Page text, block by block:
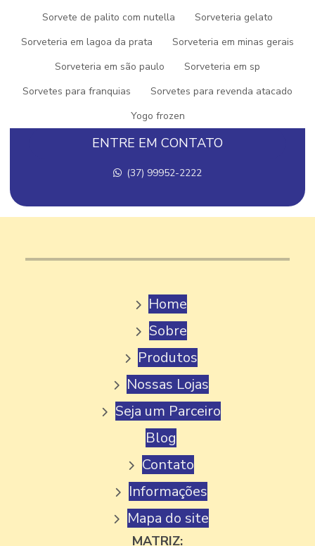
Sorvete de palito com nutella
Sorveteria gelato
Sorveteria em lagoa da prata
Sorveteria em minas gerais
Sorveteria em são paulo
Sorveteria em sp
Sorvetes para franquias
Sorvetes para revenda atacado
Yogo frozen
EMPRESA DE GELATOS
EMPRESA DE SORVETE
EMPRESA DE SORVETE E PICOLÉS
FABRICA DE AÇAI
FABRICA DE AÇAI EM MINAS GERAIS
FABRICA DE AÇAI PARA REVENDA
FABRICA DE AÇAI A VENDA
FABRICA DE GELATO
FABRICA DE PICOLE PALETA MEXICANA
FABRICA DE PICOLE PERTO DE MIM
FABRICA DE PICOLE PARA REVENDA
FABRICA DE PICOLE E SORVETE
FABRICA DE SORVETE GELATO
FABRICA DE SORVETE EM MINAS GERAIS
FÁBRICA DE SORVETE MINAS GERIAIS
ENTRE EM CONTATO
(37) 99952-2222
Home
Sobre
Produtos
Nossas Lojas
Seja um Parceiro
Blog
Contato
Informações
Mapa do site
MATRIZ: